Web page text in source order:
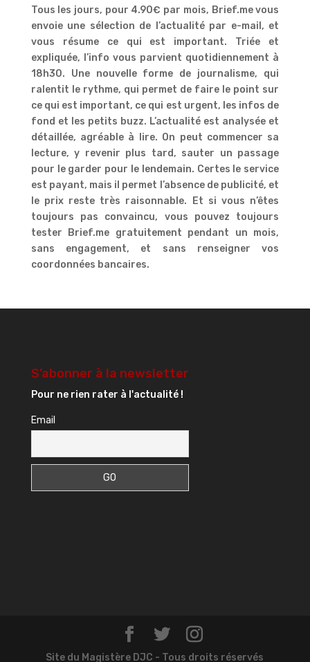
Tous les jours, pour 4.90€ par mois, Brief.me vous
envoie une sélection de l’actualité par e-mail, et
vous résume ce qui est important. Triée et
expliquée, l’info vous parvient quotidiennement à
18h30. Une nouvelle forme de journalisme, qui
ralentit le rythme, qui permet de faire le point sur
ce qui est important, ce qui est urgent, les infos de
fond et les petits buzz. L’actualité est analysée et
détaillée, agréable à lire. On peut commencer sa
lecture, y revenir plus tard, sauter un passage
pour le garder pour le lendemain. Certes le service
est payant, mais il permet l’absence de publicité, et
le prix reste très raisonnable. Et si vous n’êtes
toujours pas convaincu, vous pouvez toujours
tester Brief.me gratuitement pendant un mois,
sans engagement, et sans renseigner vos
coordonnées bancaires.
S’abonner à la newsletter
Pour ne rien rater à l'actualité !
Email
Site du Magistère DJC - Tous droits réservés